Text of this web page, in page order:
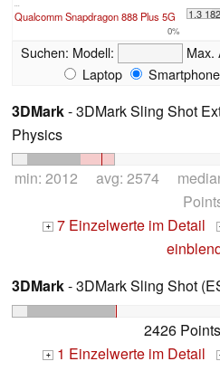
Qualcomm Snapdragon 888 Plus 5G 1.3
0%
Suchen: Modell: Max.
Laptop
Smartphone
3DMark- 3DMark Sling Shot
Physics
min: 2012 avg: 2574
+ 7 Einzelwerte im Detail
3DMark- 3DMark Sling Shot
2426 Points
+ 1 Einzelwerte im Detail